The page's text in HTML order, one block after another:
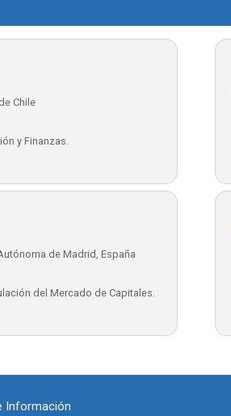
Chile
y Finanzas.
de Madrid, España
del Mercado de Capitales.
Información